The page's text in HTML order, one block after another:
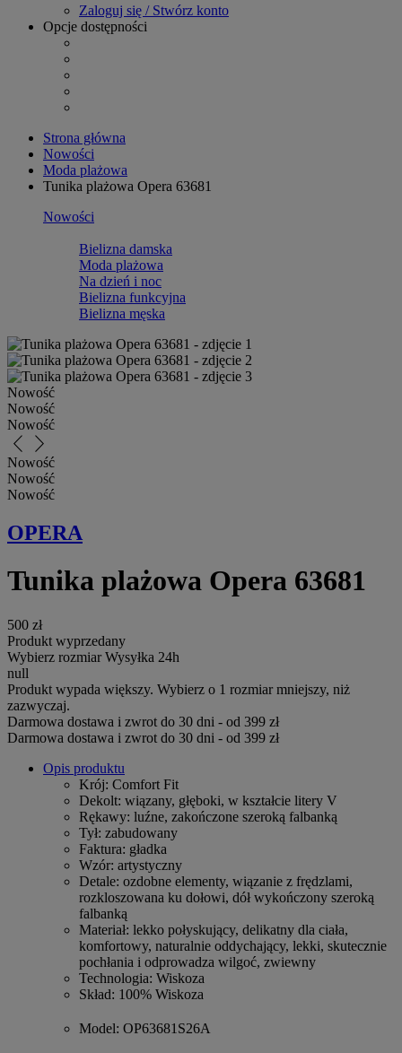
Zaloguj się / Stwórz konto
Opcje dostępności
Strona główna
Nowości
Moda plażowa
Tunika plażowa Opera 63681
Nowości
Bielizna damska
Moda plażowa
Na dzień i noc
Bielizna funkcyjna
Bielizna męska
Nowość
Nowość
Nowość
arrow_back_ios_new arrow_forward_ios
Nowość
Nowość
Nowość
OPERA
Tunika plażowa Opera 63681
500 zł
Produkt wyprzedany
Wybierz rozmiar Wysyłka 24h
null
Produkt wypada większy. Wybierz o 1 rozmiar mniejszy, niż
zazwyczaj.
Darmowa dostawa i zwrot do 30 dni - od 399 zł
Darmowa dostawa i zwrot do 30 dni - od 399 zł
Opis produktu
Krój: Comfort Fit
Dekolt: wiązany, głęboki, w kształcie litery V
Rękawy: luźne, zakończone szeroką falbanką
Tył: zabudowany
Faktura: gładka
Wzór: artystyczny
Detale: ozdobne elementy, wiązanie z frędzlami,
rozkloszowana ku dołowi, dół wykończony szeroką
falbanką
Materiał: lekko połyskujący, delikatny dla ciała,
komfortowy, naturalnie oddychający, lekki, skutecznie
pochłania i odprowadza wilgoć, zwiewny
Technologia: Wiskoza
Skład: 100% Wiskoza
Model: OP63681S26A